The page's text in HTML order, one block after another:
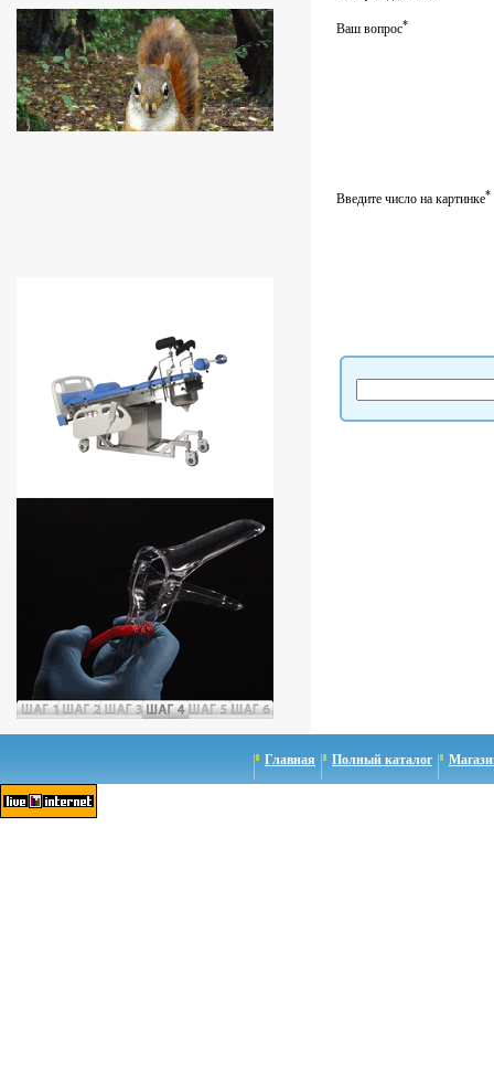
Ваш вопрос*
Введите число на картинке*
Главная Полный каталог